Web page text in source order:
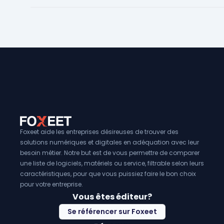
en permettant un contrôle plus rigoureux des processus
Foxeet aide les entreprises désireuses de trouver des
solutions numériques et digitales en adéquation avec leur
besoin métier. Notre but est de vous permettre de comparer
une liste de logiciels, matériels ou service, filtrable selon leurs
caractéristiques, pour que vous puissiez faire le bon choix
pour votre entreprise.
Vous êtes éditeur?
Se référencer sur Foxeet